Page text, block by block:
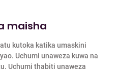
maisha
kutoka katika umaskini
Uchumi unaweza kuwa na
Uchumi thabiti unaweza